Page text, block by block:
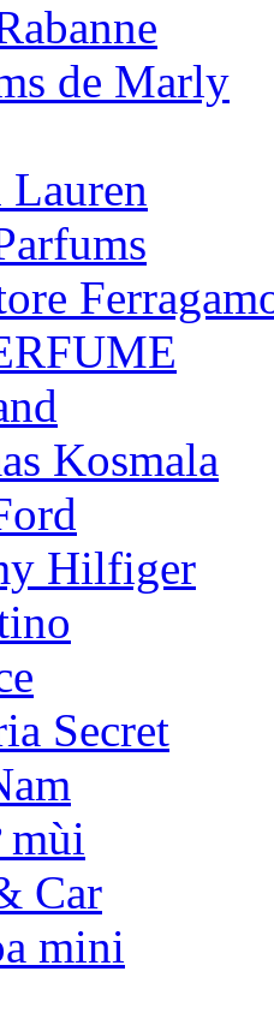
de Marly
Lauren
Kosmala
Hilfiger
Secret
mùi
Car
mini